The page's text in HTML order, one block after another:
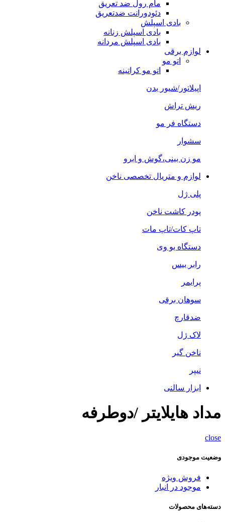
مام رول ضد تعریق
دئودورانت ضدتعریق
بادی اسپلش
بادی اسپلش زنانه
بادی اسپلش مردانه
لوازم برقی
اتو مو
اتو مو کراتینه
اپیلاتور/شیور بدن
ریش تراش
دستگاه فر مو
سشوار
مو زن بینی،گوش و ابرو
لوازم و متریال تخصصی ناخن
پلی ژل
پودر کاشت ناخن
تاپ کات/تاپ مات
دستگاه یو وی
رابر بیس
پرایمر
سوهان برقی
ضدقارچ
لاک ژل
ناخن گیر
نیپر
ابزار سالنی
مداد هایلایتر /دوطرفه
close
وضعیت موجودی
فروش ویژه
موجود در انبار
دسته‌های محصولات